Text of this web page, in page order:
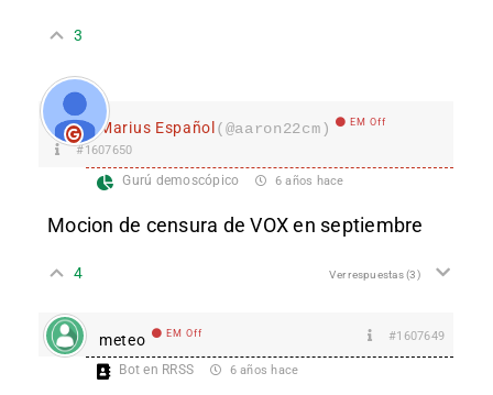
3
Marius Español(@aaron22cm) EM Off
#1607650
Gurú demoscópico 6 años hace
Mocion de censura de VOX en septiembre
4 Ver respuestas(3)
meteo EM Off #1607649
Bot en RRSS 6 años hace